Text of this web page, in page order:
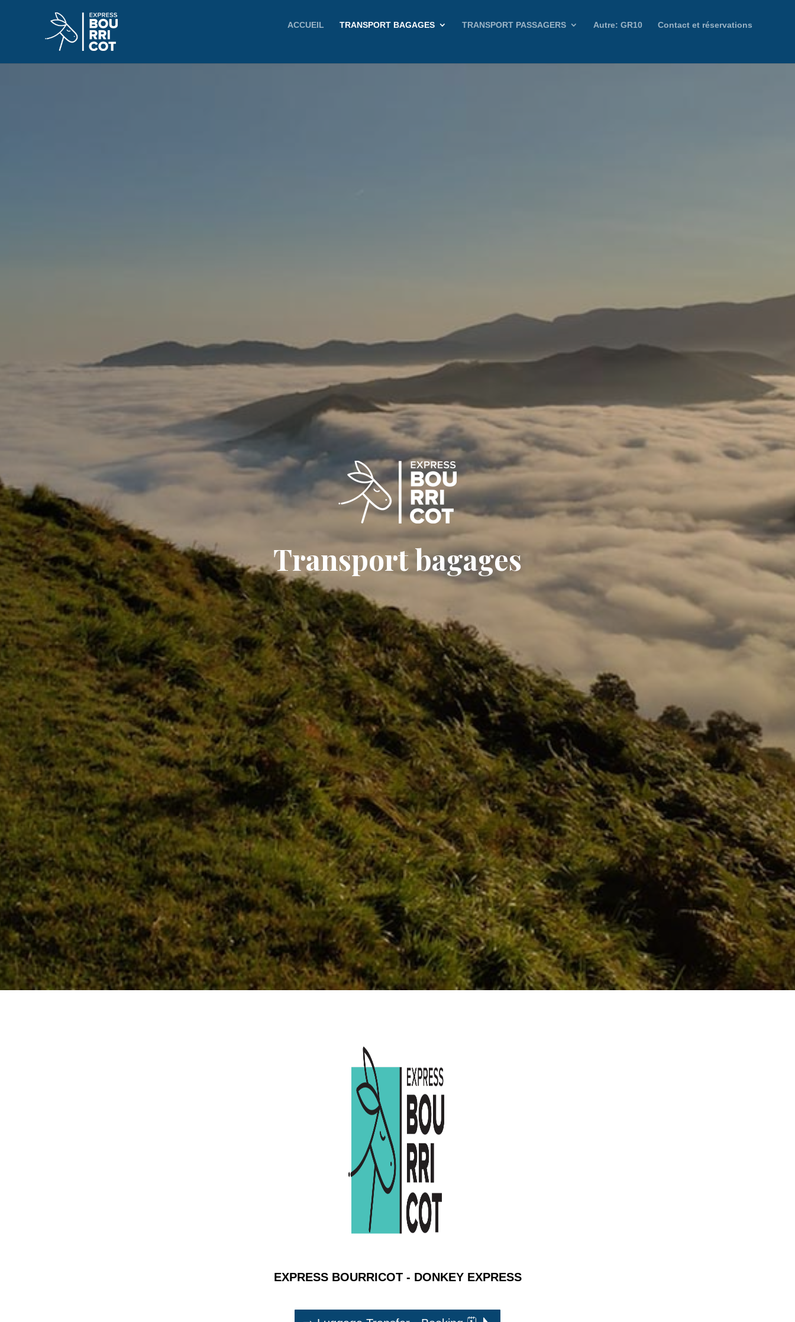
ACCUEIL TRANSPORT BAGAGES TRANSPORT PASSAGERS Autre: GR10 Contact et réservations
Transport bagages
EXPRESS BOURRICOT - DONKEY EXPRESS